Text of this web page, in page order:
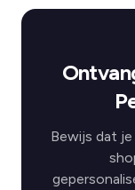
Bewijs dat je